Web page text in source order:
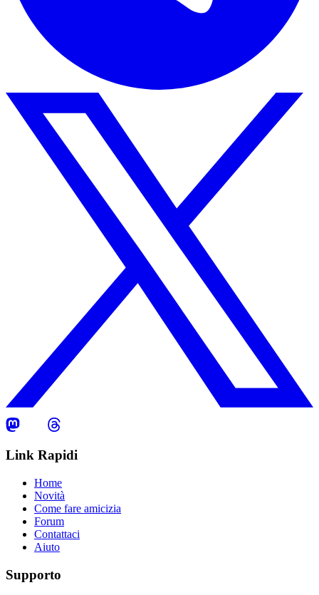
Link Rapidi
Home
Novità
Come fare amicizia
Forum
Contattaci
Aiuto
Supporto